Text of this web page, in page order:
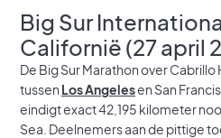
Big Sur
Californië (27 april
De Big Sur Marathon over
tussen Los Angelesen San
eindigt exact 42,195 kilometer
Sea. Deelnemers aan de pittige